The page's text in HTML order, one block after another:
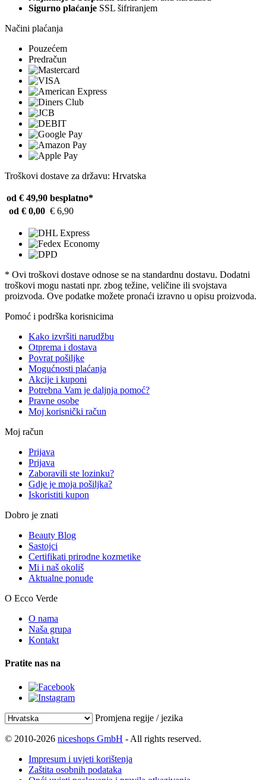
Sigurno plaćanje SSL šifriranjem
Načini plaćanja
Pouzećem
Predračun
Troškovi dostave za državu: Hrvatska
od € 49,90 besplatno*
od € 0,00 € 6,90
* Ovi troškovi dostave odnose se na standardnu ​​dostavu. Dodatni
troškovi mogu nastati npr. zbog težine, veličine ili svojstava
proizvoda. Ove podatke možete pronaći izravno u opisu proizvoda.
Pomoć i podrška korisnicima
Kako izvršiti narudžbu
Otprema i dostava
Povrat pošiljke
Mogućnosti plaćanja
Akcije i kuponi
Potrebna Vam je daljnja pomoć?
Pravne osobe
Moj korisnički račun
Moj račun
Prijava
Prijava
Zaboravili ste lozinku?
Gdje je moja pošiljka?
Iskoristiti kupon
Dobro je znati
Beauty Blog
Sastojci
Certifikati prirodne kozmetike
Mi i naš okoliš
Aktualne ponude
O Ecco Verde
O nama
Naša grupa
Kontakt
Pratite nas na
Promjena regije / jezika
© 2010-2026 niceshops GmbH - All rights reserved.
Impresum i uvjeti korištenja
Zaštita osobnih podataka